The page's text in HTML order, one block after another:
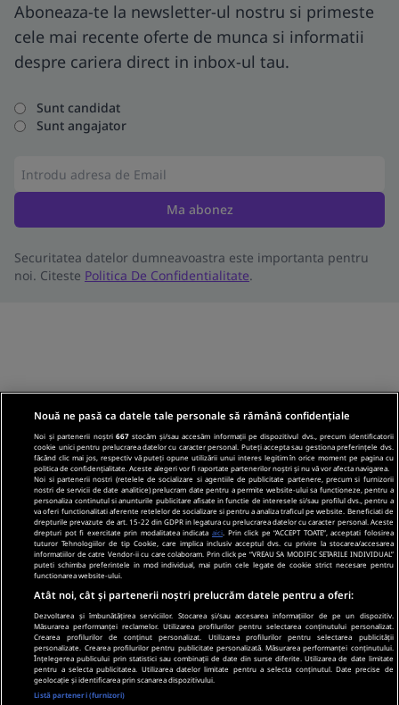
Aboneaza-te la newsletter-ul nostru si primeste
cele mai recente oferte de munca si informatii
despre cariera direct in inbox-ul tau.
Sunt candidat
Sunt angajator
Ma abonez
Securitatea datelor dumneavoastra este importanta pentru
noi. Citeste Politica De Confidentialitate.
Nouă ne pasă ca datele tale personale să rămână confidențiale
Noi și partenerii noștri667 stocăm și/sau accesăm informații pe dispozitivul dvs., precum identificatorii
cookie unici pentru prelucrarea datelor cu caracter personal. Puteți accepta sau gestiona preferințele dvs.
făcând clic mai jos, respectiv vă puteți opune utilizării unui interes legitim în orice moment pe pagina cu
politica de confidențialitate. Aceste alegeri vor fi raportate partenerilor noștri și nu vă vor afecta navigarea.
Noi si partenerii nostri (retelele de socializare si agentiile de publicitate partenere, precum si furnizorii
nostri de servicii de date analitice) prelucram date pentru a permite website-ului sa functioneze, pentru a
personaliza continutul si anunturile publicitare afisate in functie de interesele si/sau profilul dvs., pentru a
va oferi functionalitati aferente retelelor de socializare si pentru a analiza traficul pe website. Beneficiati de
drepturile prevazute de art. 15-22 din GDPR in legatura cu prelucrarea datelor cu caracter personal. Aceste
drepturi pot fi exercitate prin modalitatea indicata aici . Prin click pe “ACCEPT TOATE”, acceptati folosirea
tuturor Tehnologiilor de tip Cookie, care implica inclusiv acceptul dvs. cu privire la stocarea/accesarea
informatiilor de catre Vendor-ii cu care colaboram. Prin click pe “VREAU SA MODIFIC SETARILE INDIVIDUAL”
puteti schimba preferintele in mod individual, mai putin cele legate de cookie strict necesare pentru
functionarea website-ului.
Atât noi, cât și partenerii noștri prelucrăm datele pentru a oferi:
Dezvoltarea și îmbunătățirea serviciilor. Stocarea și/sau accesarea informațiilor de pe un dispozitiv.
Măsurarea performanței reclamelor. Utilizarea profilurilor pentru selectarea conținutului personalizat.
Crearea profilurilor de conținut personalizat. Utilizarea profilurilor pentru selectarea publicității
personalizate. Crearea profilurilor pentru publicitate personalizată. Măsurarea performanței conținutului.
Înțelegerea publicului prin statistici sau combinații de date din surse diferite. Utilizarea de date limitate
pentru a selecta publicitatea. Utilizarea datelor limitate pentru a selecta conținutul. Date precise de
geolocație și identificarea prin scanarea dispozitivului.
Listă parteneri (furnizori)